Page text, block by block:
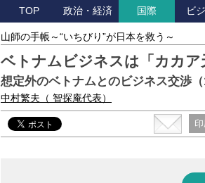
TOP 政治・経済 国際 ビ
山師の手帳～“いちびり”が日本を救う～
ベトナムビジネスは「カカ
想定外のベトナムとのビジネス交渉
中村繁夫 （ 智探庵代表）